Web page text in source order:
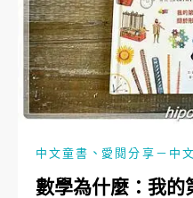
中文童書 、 愛閱分享－中
數學為什麼：我的